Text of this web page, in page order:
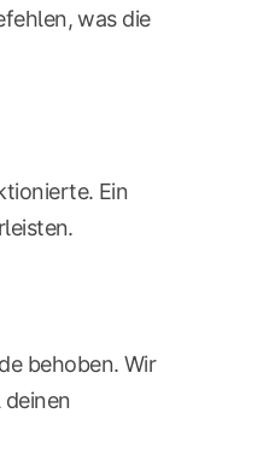
was die
Ein
behoben. Wir